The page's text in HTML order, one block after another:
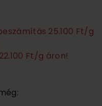
25.100 Ft/g
Ft/g áron!